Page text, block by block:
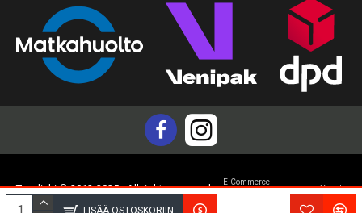
LISÄÄ OSTOSKORIIN
Topdiski © 2012-2025 - All rights reservedE-Commerce
Yam.lv